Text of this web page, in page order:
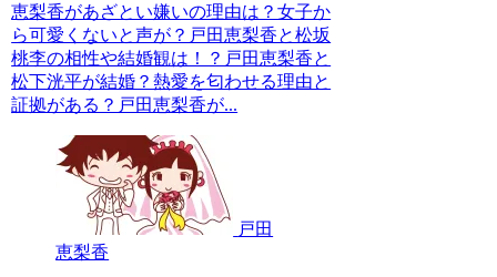
恵梨香があざとい嫌いの理由は？女子か
ら可愛くないと声が？戸田恵梨香と松坂
桃李の相性や結婚観は！？戸田恵梨香と
松下洸平が結婚？熱愛を匂わせる理由と
証拠がある？戸田恵梨香が...
戸田
恵梨香